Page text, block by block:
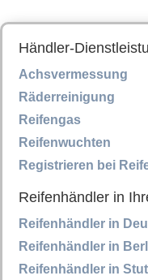
Händler-
Achsvermessung
Räderreinigung
Reifengas
Reifenwuchten
Registrieren bei
Reifenhändler in
Reifenhändler in
Reifenhändler in
Reifenhändler in